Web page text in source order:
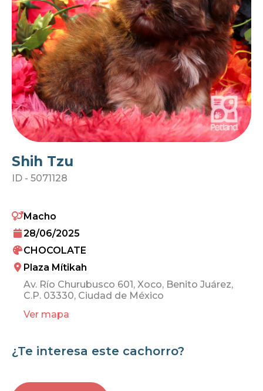
Shih Tzu
ID - 5071128
Macho
28/06/2025
CHOCOLATE
Plaza Mítikah
Av. Río Churubusco 601, Xoco, Benito Juárez,
C.P. 03330, Ciudad de México
Ver mapa
¿Te interesa este cachorro?